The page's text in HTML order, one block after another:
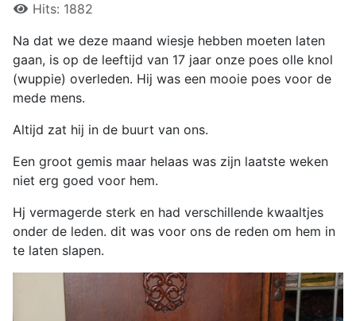
Hits: 1882
Na dat we deze maand wiesje hebben moeten laten
gaan, is op de leeftijd van 17 jaar onze poes olle knol
(wuppie) overleden. Hij was een mooie poes voor de
mede mens.
Altijd zat hij in de buurt van ons.
Een groot gemis maar helaas was zijn laatste weken
niet erg goed voor hem.
Hj vermagerde sterk en had verschillende kwaaltjes
onder de leden. dit was voor ons de reden om hem in
te laten slapen.